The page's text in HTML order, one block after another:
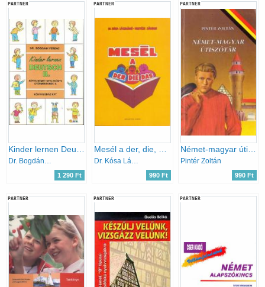
PARTNER
1 290 Ft
PARTNER
990 Ft
PARTNER
Német-magyar útiszótár
Pintér Zoltán
990 Ft
PARTNER PARTNER PARTNER